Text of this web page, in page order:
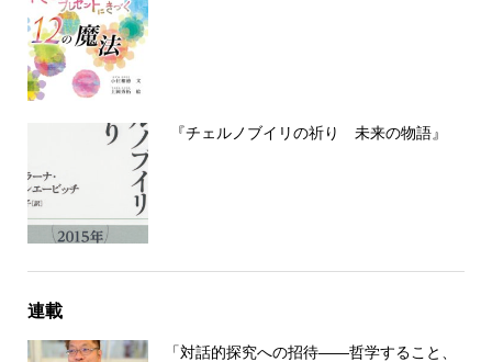
『チェルノブイリの祈り 未来の物語』
連載
「対話的探究への招待――哲学すること、